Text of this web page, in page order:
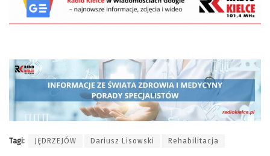
Tagi: JĘDRZEJÓW Dariusz Lisowski Rehabilitacja